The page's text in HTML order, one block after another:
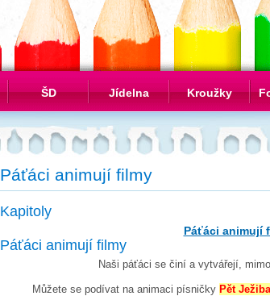
ŠD Jídelna Kroužky
Páťáci animují filmy
Kapitoly
Páťáci animují
Páťáci animují filmy
Naši páťáci se činí a vytvářejí,
Můžete se podívat na animaci písničky Pět